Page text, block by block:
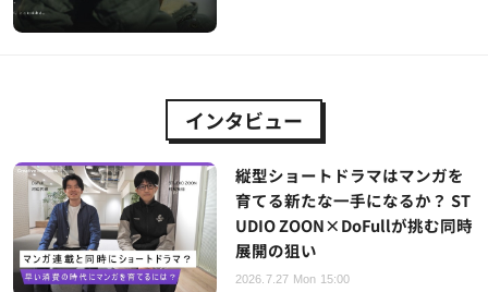
インタビュー
縦型ショートドラマはマンガを
育てる新たな一手になるか？ ST
UDIO ZOON×DoFullが挑む同時
展開の狙い
2026.7.27 Mon 15:00